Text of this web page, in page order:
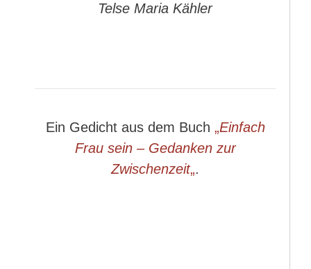
Telse Maria Kähler
Ein Gedicht aus dem Buch „Einfach
Frau sein – Gedanken zur
Zwischenzeit„.